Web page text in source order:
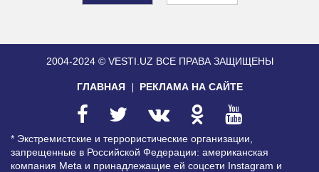
2004-2024 © VESTI.UZ ВСЕ ПРАВА ЗАЩИЩЕНЫ
ГЛАВНАЯ РЕКЛАМА НА САЙТЕ
* Экстремистские и террористические организации,
запрещенные в Российской Федерации: американская
компания Meta и принадлежащие ей соцсети Instagram и